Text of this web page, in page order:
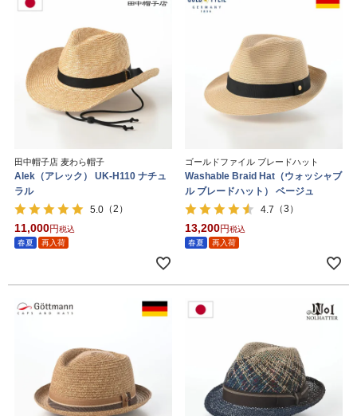
田中帽子店 麦わら帽子
Alek（アレック） UK-H110 ナチュ
ラル
5.0 （2）
11,000
税込
春夏
再入荷
ゴールドファイル ブレードハット
Washable Braid Hat（ウォッシャブ
ル ブレードハット） ベージュ
4.7 （3）
13,200
税込
春夏
再入荷